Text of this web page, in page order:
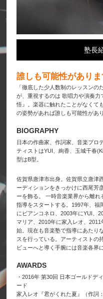
塾長
誰しも可能性がありま
「徹底した少人数制のレッスン
が、重視するのは 歌唱力や演奏
悟』。楽器に触れたことがなくて
の姿勢があれば誰しも可能性があ
BIOGRAPHY
日本の作曲家、作詞家、音楽プロ
ティストはYUI、絢香、玉城千春
型はB型。
佐賀県唐津市出身。佐賀県立唐津
ーディションをきっかけに西尾芳
ーを飾る。 一時音楽業界から離
指導をスタートする。1997年、福
にビアンコネロ、2003年にYUI、
マリア、2010年に家入レオ、
始。現在も音楽塾で指導にあたり
スを行っている。アーティストの
ビューへと導く手腕には音楽各界
AWARDS
・2016年 第30回 日本ゴールドデ
ード
家入レオ『君がくれた夏』（作詞